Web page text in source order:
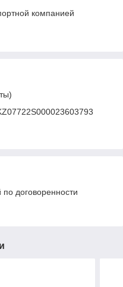
компанией
договоренности